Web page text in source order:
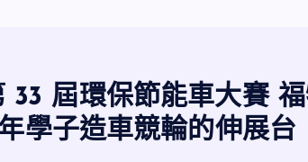
屆環保節能車大賽
學子造車競輪的伸展台